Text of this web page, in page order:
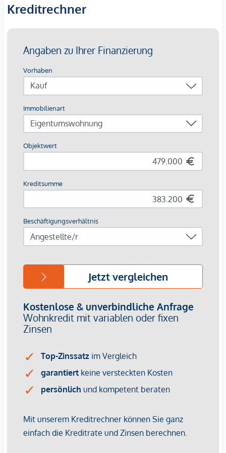
Einheiten bis zu familiengerechten 4-Zimmer-
Wohnungen
Jede Einheit mitBalkon, Loggia, Terrasse oder
Parkett- und Feinsteinzeugböden
Holzoberflächen & Brettsperrholzdecken
Fußbodenheizung & -temperierung
Außenliegender Sonnenschutz (Raffstores, EG mit
Rollläden)
Moderne Lüftungssysteme mit Fensterspaltlüftern
von EUR 286.000,- bis EUR 1.238.000,- netto zzgl. 20% USt.
Zu erwartender Mietertrag
von ca. EUR 17,50 bis EUR 22,50 netto/m²
40.000,00 netto angekauft werden.
Provisionsfrei für den Käufer!
Bei diesem Angebot handelt es sich um eine
Vorsorgewohnung, die zu Vermietungszwecken erworben
20% USt. Diese Daten sind vorbehaltlich möglicher
Wir weisen darauf hin, dass zwischen dem Vermittler und
Der Vermittler ist als Doppelmakler tätig.
Kreditrechner